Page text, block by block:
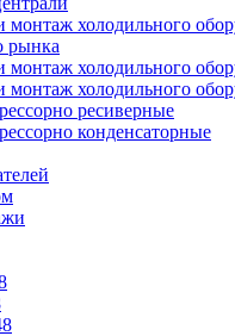
монтаж холодильного
рынка
монтаж холодильного
монтаж холодильного
ресиверные
конденсаторные